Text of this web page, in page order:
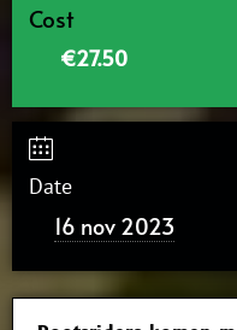
Cost
€27.50
Date
16 nov 2023